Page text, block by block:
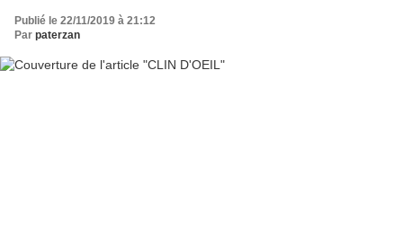
Publié le 22/11/2019 à 21:12
Par paterzan